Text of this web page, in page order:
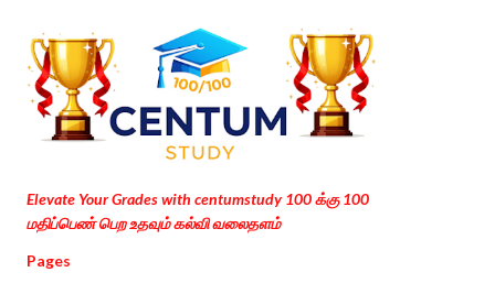
Skip to main content
Elevate Your Grades with centumstudy 100 க்கு 100
மதிப்பெண் பெற உதவும் கல்வி வலைதளம்
Pages